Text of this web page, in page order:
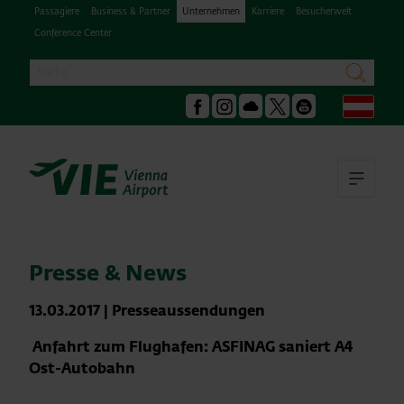
Passagiere Business & Partner Unternehmen Karriere
Besucherwelt
Conference Center
suchen
Facebook
Instagram
Podcast Youtube
Presse & News
13.03.2017 | Presseaussendungen
Anfahrt zum Flughafen: ASFINAG saniert A4
Ost-Autobahn